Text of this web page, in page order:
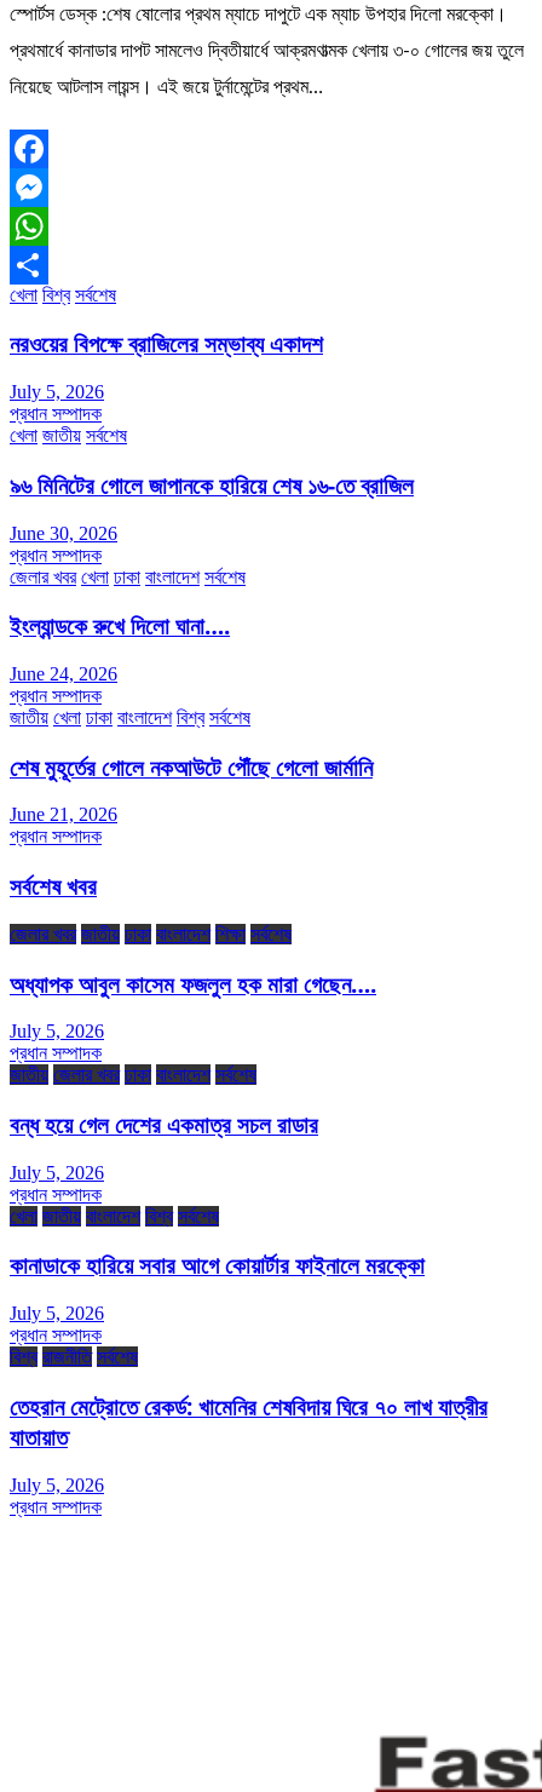
স্পোর্টস ডেস্ক :শেষ ষোলোর প্রথম ম্যাচে দাপুটে এক ম্যাচ উপহার দিলো মরক্কো।
প্রথমার্ধে কানাডার দাপট সামলেও দ্বিতীয়ার্ধে আক্রমণাত্মক খেলায় ৩-০ গোলের জয় তুলে
নিয়েছে আটলাস লায়ন্স। এই জয়ে টুর্নামেন্টের প্রথম…
Facebook
Messenger
WhatsApp
Share
খেলা বিশ্ব সর্বশেষ
নরওয়ের বিপক্ষে ব্রাজিলের সম্ভাব্য একাদশ
July 5, 2026
প্রধান সম্পাদক
খেলা জাতীয় সর্বশেষ
৯৬ মিনিটের গোলে জাপানকে হারিয়ে শেষ ১৬-তে ব্রাজিল
June 30, 2026
প্রধান সম্পাদক
জেলার খবর খেলা ঢাকা বাংলাদেশ সর্বশেষ
ইংল্যান্ডকে রুখে দিলো ঘানা….
June 24, 2026
প্রধান সম্পাদক
জাতীয় খেলা ঢাকা বাংলাদেশ বিশ্ব সর্বশেষ
শেষ মুহূর্তের গোলে নকআউটে পৌঁছে গেলো জার্মানি
June 21, 2026
প্রধান সম্পাদক
সর্বশেষ খবর
জেলার খবর জাতীয় ঢাকা বাংলাদেশ শিক্ষা সর্বশেষ
অধ্যাপক আবুল কাসেম ফজলুল হক মারা গেছেন….
July 5, 2026
প্রধান সম্পাদক
জাতীয় জেলার খবর ঢাকা বাংলাদেশ সর্বশেষ
বন্ধ হয়ে গেল দেশের একমাত্র সচল রাডার
July 5, 2026
প্রধান সম্পাদক
খেলা জাতীয় বাংলাদেশ বিশ্ব সর্বশেষ
কানাডাকে হারিয়ে সবার আগে কোয়ার্টার ফাইনালে মরক্কো
July 5, 2026
প্রধান সম্পাদক
বিশ্ব রাজনীতি সর্বশেষ
তেহরান মেট্রোতে রেকর্ড: খামেনির শেষবিদায় ঘিরে ৭০ লাখ যাত্রীর
যাতায়াত
July 5, 2026
প্রধান সম্পাদক